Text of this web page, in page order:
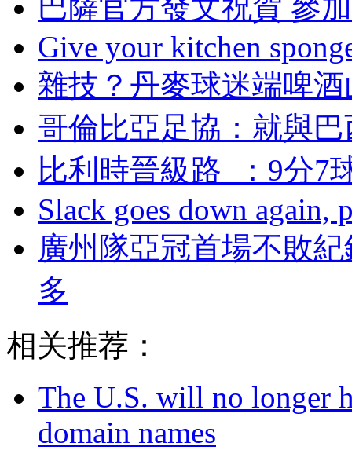
巴薩官方發文祝賀 參
Give your kitchen
雜技？丹麥球迷端
哥倫比亞足協 ：就
比利時晉級路  ：9分
Slack goes down again,
廣州隊亞冠首場不敗
多
相关推荐：
The U.S. will no longer
domain names